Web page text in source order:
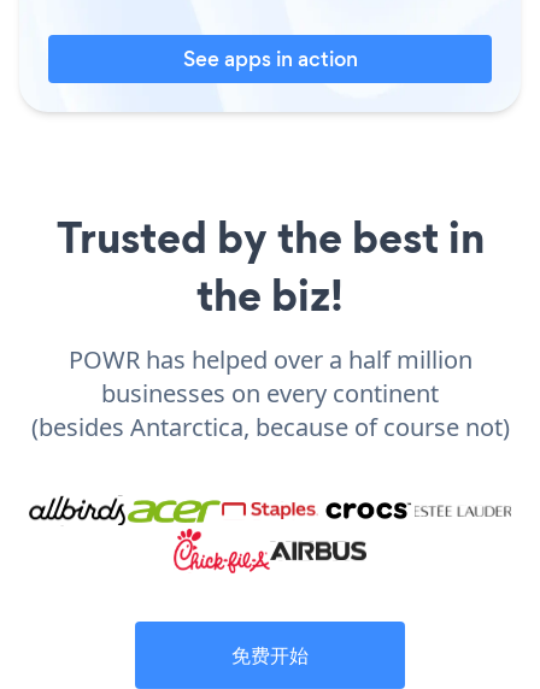
See apps in action
Trusted by the best in
the biz!
POWR has helped over a half million
businesses on every continent
(besides Antarctica, because of course not)
免费开始